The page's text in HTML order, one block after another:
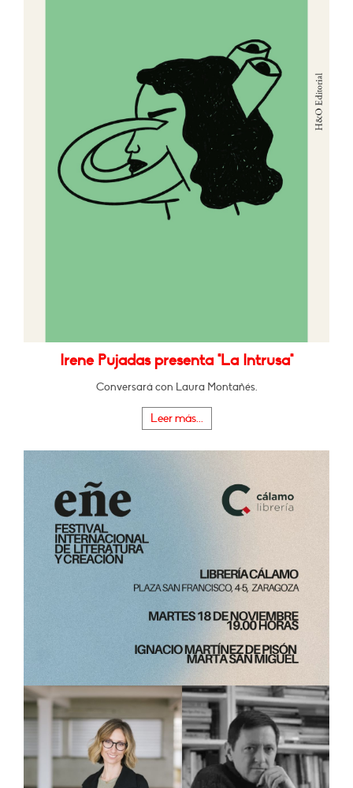
Irene Pujadas presenta "La Intrusa"
Conversará con Laura Montañés.
Leer más...